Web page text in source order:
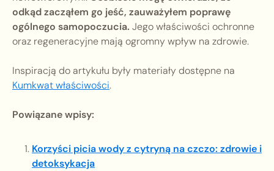
odkąd zacząłem go jeść, zauważyłem poprawę
ogólnego samopoczucia. Jego właściwości ochronne
oraz regeneracyjne mają ogromny wpływ na zdrowie.
Inspiracją do artykułu były materiały dostępne na
Kumkwat właściwości.
Powiązane wpisy:
Korzyści picia wody z cytryną na czczo: zdrowie i
detoksykacja